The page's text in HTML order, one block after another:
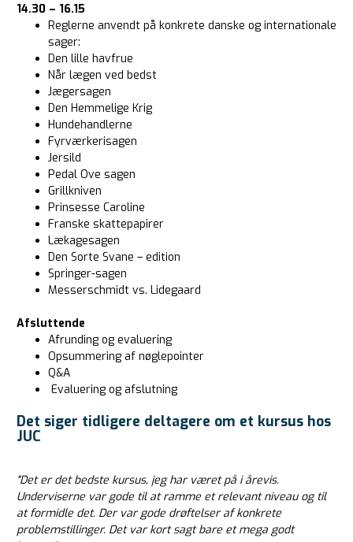
14.30 – 16.15
Reglerne anvendt på konkrete danske og internationale
sager:
Den lille havfrue
Når lægen ved bedst
Jægersagen
Den Hemmelige Krig
Hundehandlerne
Fyrværkerisagen
Jersild
Pedal Ove sagen
Grillkniven
Prinsesse Caroline
Franske skattepapirer
Lækagesagen
Den Sorte Svane – edition
Springer-sagen
Messerschmidt vs. Lidegaard
Afsluttende
Afrunding og evaluering
Opsummering af nøglepointer
Q&A
Evaluering og afslutning
Det siger tidligere deltagere om et kursus hos
JUC
"Det er det bedste kursus, jeg har været på i årevis.
Underviserne var gode til at ramme et relevant niveau og til
at formidle det. Der var gode drøftelser af konkrete
problemstillinger. Det var kort sagt bare et mega godt